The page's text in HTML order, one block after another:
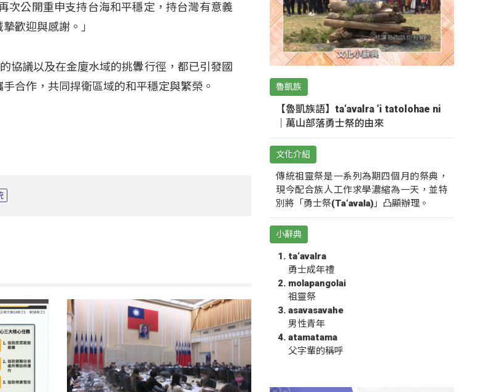
次公開重申支持台海和平穩定，持台灣有意義
歡迎與感謝。」
協議以及在金廈水域的挑釁行徑，都已引發國
合作，共同捍衛區域的和平穩定與繁榮。
魯凱族
【魯凱族語】ta‘avalra ‘i tatolohae ni
｜萬山部落勇士祭的由來
文化介紹
傳統祖靈祭是一系列為期四個月的祭典，
現今配合族人工作求學濃縮為一天，並特
別將「勇士祭(Ta‘avala)」凸顯辦理。
小辭典
ta‘avalra
勇士成年禮
molapangolai
祖靈祭
asavasavahe
男性青年
atamatama
父字輩的稱呼